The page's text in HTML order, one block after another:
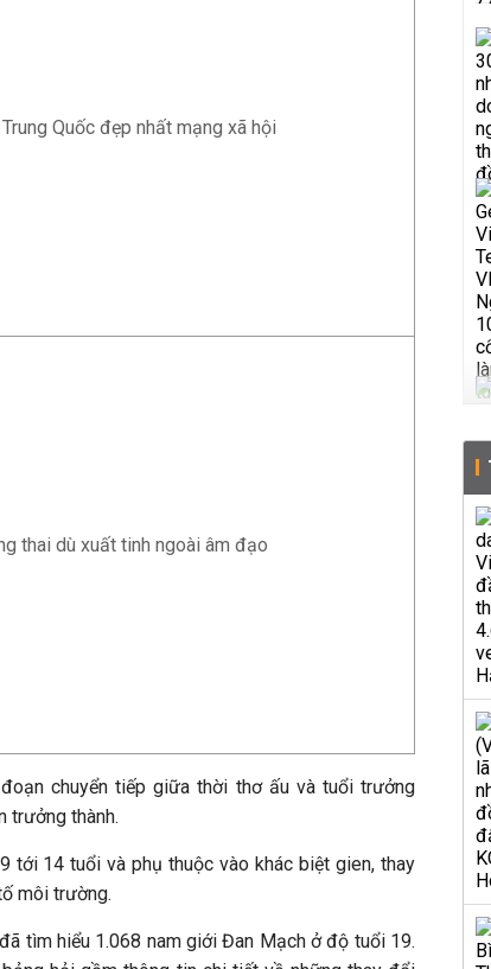
Quốc đẹp nhất mạng xã hội
thai dù xuất tinh ngoài âm đạo
chuyển tiếp giữa thời thơ ấu và tuổi trưởng
trưởng thành.
tới 14 tuổi và phụ thuộc vào khác biệt gien, thay
môi trường.
tìm hiểu 1.068 nam giới Đan Mạch ở độ tuổi 19.